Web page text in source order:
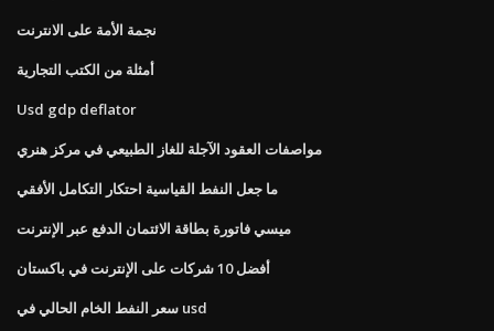
نجمة الأمة على الانترنت
أمثلة من الكتب التجارية
Usd gdp deflator
مواصفات العقود الآجلة للغاز الطبيعي في مركز هنري
ما جعل النفط القياسية احتكار التكامل الأفقي
ميسي فاتورة بطاقة الائتمان الدفع عبر الإنترنت
أفضل 10 شركات على الإنترنت في باكستان
سعر النفط الخام الحالي في usd